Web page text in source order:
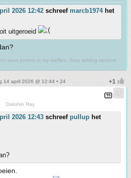
2026 12:42 schreef marcb1974het
uitgeroeid
want protein in my waffles. Stop adding random
14 april 2026 @ 12:44 • 24
Dakshin Ray
2026 12:43 schreef pullup het